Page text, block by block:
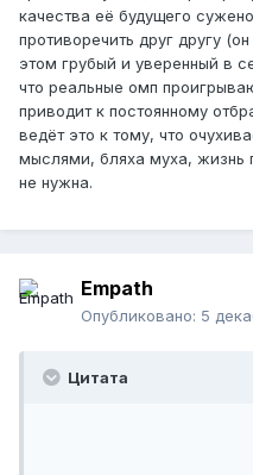
качества её будущего
противоречить друг другу
этом грубый и уверенный в
что реальные омп
приводит к постоянному
ведёт это к тому, что
мыслями, бляха муха, жизнь
не нужна.
Empath
Опубликовано: 5
Цитата